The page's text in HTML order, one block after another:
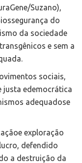
Suzano),
do
da sociedade
e sem a
sociais,
justa edemocrática
adequadose
exploração
defendido
a destruição da